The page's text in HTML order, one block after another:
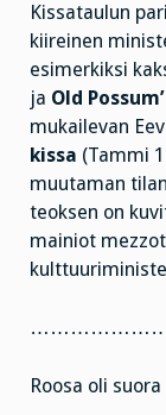
Kissataulun
kiireinen
esimerkiksi
ja Old
mukailevan
kissa (Tammi
muutaman
teoksen on
mainiot
Roosa oli